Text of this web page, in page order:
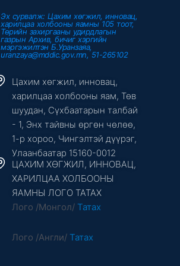
Эх сурвалж: Цахим хөгжил, инновац,
харилцаа холбооны яамны 105 тоот,
Төрийн захиргааны удирдлагын
газрын Архив, бичиг хэргийн
мэргэжилтэн Б.Уранзаяа,
uranzaya@mddic.gov.mn, 51-265102
Цахим хөгжил, инновац,
харилцаа холбооны яам, Төв
шуудан, Сүхбаатарын талбай
- 1, Энх тайвны өргөн чөлөө,
1-р хороо, Чингэлтэй дүүрэг,
Улаанбаатар 15160-0012
ЦАХИМ ХӨГЖИЛ, ИННОВАЦ,
ХАРИЛЦАА ХОЛБООНЫ
ЯАМНЫ ЛОГО ТАТАХ
Лого /Монгол/Татах
Лого /Англи/Татах